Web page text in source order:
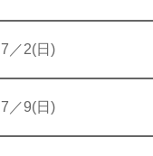
7／2(日)
7／9(日)